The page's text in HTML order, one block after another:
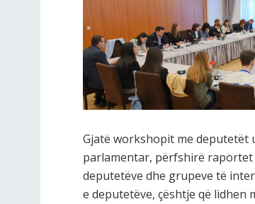
Gjatë workshopit me
parlamentar, përfshirë raportet
deputetëve dhe grupeve të
e deputetëve, çështje që